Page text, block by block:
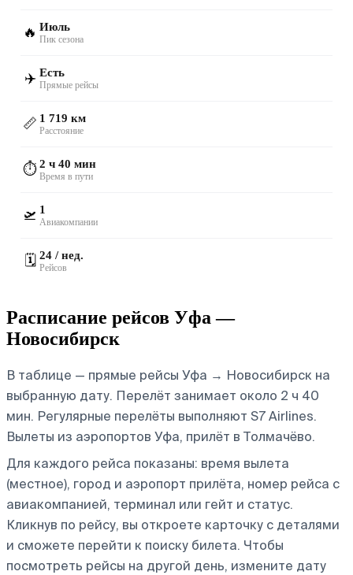
🔥 Июль
Пик сезона
✈️ Есть
Прямые рейсы
📏 1 719 км
Расстояние
⏱️2 ч 40 мин
Время в пути
🛫 1
Авиакомпании
🗓️ 24 / нед.
Рейсов
Расписание рейсов Уфа —
Новосибирск
В таблице — прямые рейсы Уфа → Новосибирск на
выбранную дату. Перелёт занимает около 2 ч 40
мин. Регулярные перелёты выполняют S7 Airlines.
Вылеты из аэропортов Уфа, прилёт в Толмачёво.
Для каждого рейса показаны: время вылета
(местное), город и аэропорт прилёта, номер рейса с
авиакомпанией, терминал или гейт и статус.
Кликнув по рейсу, вы откроете карточку с деталями
и сможете перейти к поиску билета. Чтобы
посмотреть рейсы на другой день, измените дату